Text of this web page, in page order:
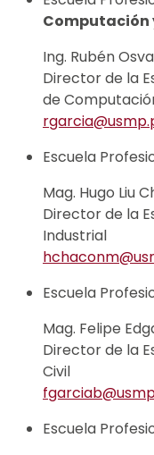
Computación
Ing. Rubén
Director de la
de
Escuela
Mag. Hugo Liu
Director de la
Industrial
Escuela
Mag. Felipe
Director de la
Civil
Escuela